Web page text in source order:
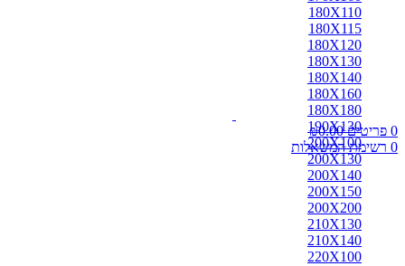
0 פריטים ₪0.00
0 רשימת המשאלות
180X110
180X115
180X120
180X130
180X140
180X160
180X180
190X130
200X100
200X130
200X140
200X150
200X200
210X130
210X140
220X100